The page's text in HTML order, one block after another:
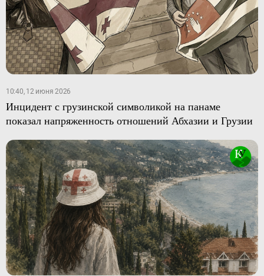
10:40, 12 июня 2026
Инцидент с грузинской символикой на панаме
показал напряженность отношений Абхазии и Грузии